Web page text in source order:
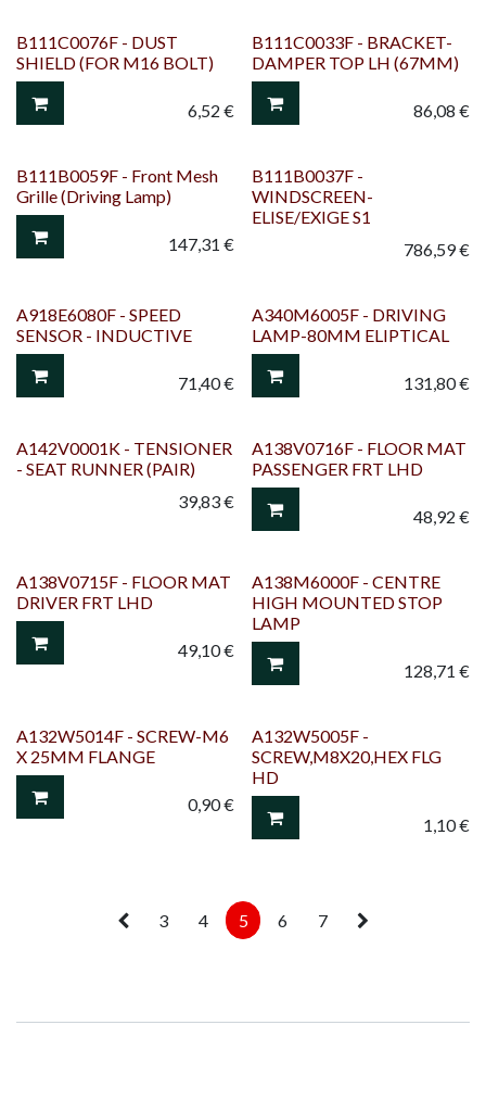
B111C0076F - DUST
SHIELD (FOR M16 BOLT)
6,52 €
B111C0033F - BRACKET-
DAMPER TOP LH (67MM)
86,08 €
B111B0059F - Front Mesh
Grille (Driving Lamp)
147,31 €
B111B0037F -
WINDSCREEN-
ELISE/EXIGE S1
786,59€
A918E6080F - SPEED
SENSOR - INDUCTIVE
71,40€
A340M6005F - DRIVING
LAMP-80MM ELIPTICAL
131,80€
A142V0001K - TENSIONER
- SEAT RUNNER (PAIR)
39,83€
A138V0716F - FLOOR MAT
PASSENGER FRT LHD
48,92 €
A138V0715F - FLOOR MAT
DRIVER FRT LHD
49,10€
A138M6000F - CENTRE
HIGH MOUNTED STOP
LAMP
128,71 €
A132W5014F - SCREW-M6
X 25MM FLANGE
0,90€
A132W5005F -
SCREW,M8X20,HEX FLG
HD
1,10€
3 4 5 6 7